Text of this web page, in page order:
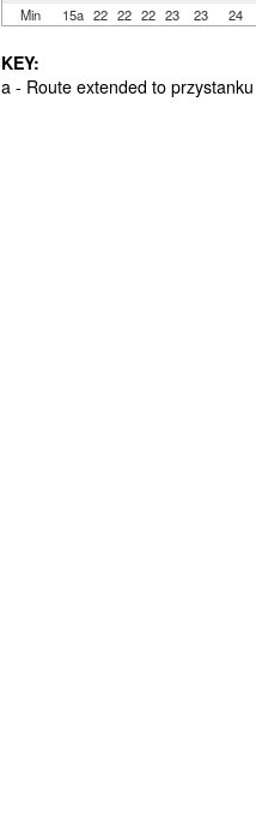
Min
15a 22 22 22 23 23 24
KEY:
a - Route extended to